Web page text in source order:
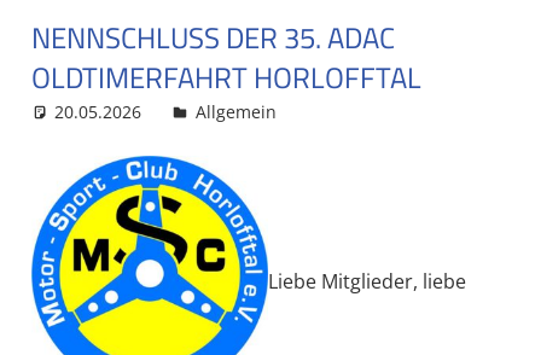
NENNSCHLUSS DER 35. ADAC
OLDTIMERFAHRT HORLOFFTAL
20.05.2026 MSC Admin
Allgemein
Liebe Mitglieder, liebe